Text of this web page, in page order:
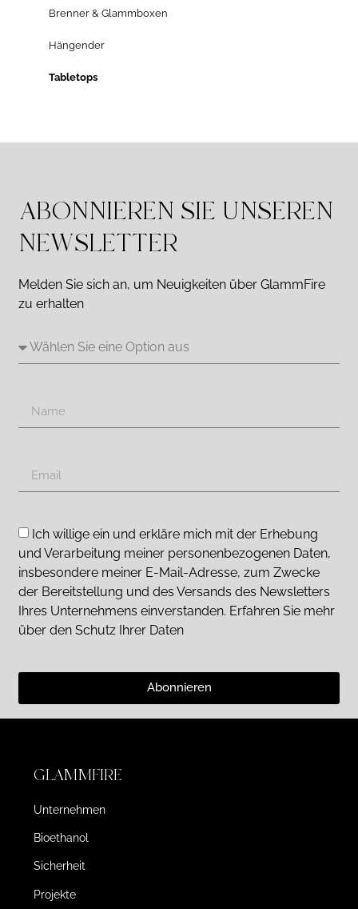
Brenner & Glammboxen
Hängender
Tabletops
ABONNIEREN SIE UNSEREN
NEWSLETTER
Melden Sie sich an, um Neuigkeiten über GlammFire
zu erhalten
Ich willige ein und erkläre mich mit der Erhebung
und Verarbeitung meiner personenbezogenen Daten,
insbesondere meiner E-Mail-Adresse, zum Zwecke
der Bereitstellung und des Versands des Newsletters
Ihres Unternehmens einverstanden. Erfahren Sie mehr
über den Schutz Ihrer Daten
Abonnieren
GLAMMFIRE
Unternehmen
Bioethanol
Sicherheit
Projekte